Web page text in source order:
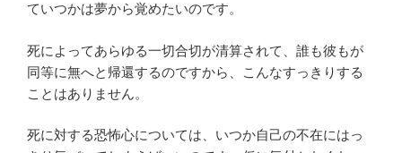
ていつかは夢から覚めたいのです。
死によってあらゆる一切合切が清算されて、誰も彼もが
同等に無へと帰還するのですから、こんなすっきりする
ことはありません。
死に対する恐怖心については、いつか自己の不在にはっ